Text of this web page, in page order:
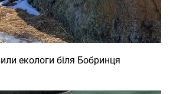
екологи біля Бобринця